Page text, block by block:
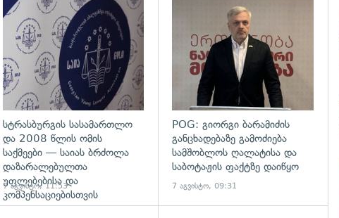
გადახედვა
სტრასბურგის სასამართლო
და 2008 წლის ომის
საქმეები — საიას ბრძოლა
დაზარალებულთა
უფლებებისა და
კომპენსაციებისთვის
7 აგვისტო, 11:53
POG: გიორგი ბარამიძის
განცხადებაზე გამოძიება
სამშობლოს ღალატისა და
საბოტაჟის ფაქტზე დაიწყო
7 აგვისტო, 09:31